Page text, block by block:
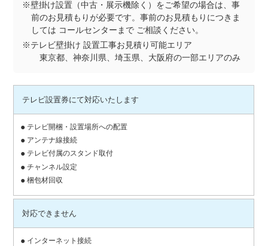
※壁掛け設置（中古・展示機除く）をご希望の場合は、事
前のお見積もりが必要です。事前のお見積もりにつきま
しては コールセンターまで ご相談ください。
※テレビ壁掛け 設置工事お見積り可能エリア
東京都、神奈川県、埼玉県、大阪府の一部エリアのみ
テレビ設置券にて対応いたします
テレビ開梱・設置場所への配置
アンテナ線接続
テレビ付属のスタンド取付
チャンネル設定
梱包材回収
対応できません
インターネット接続